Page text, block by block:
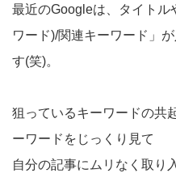
最近のGoogleは、タイトル
ワード)/関連キーワード」
す(笑)。
狙っているキーワードの共
ーワードをじっくり見て
自分の記事にムリなく取り